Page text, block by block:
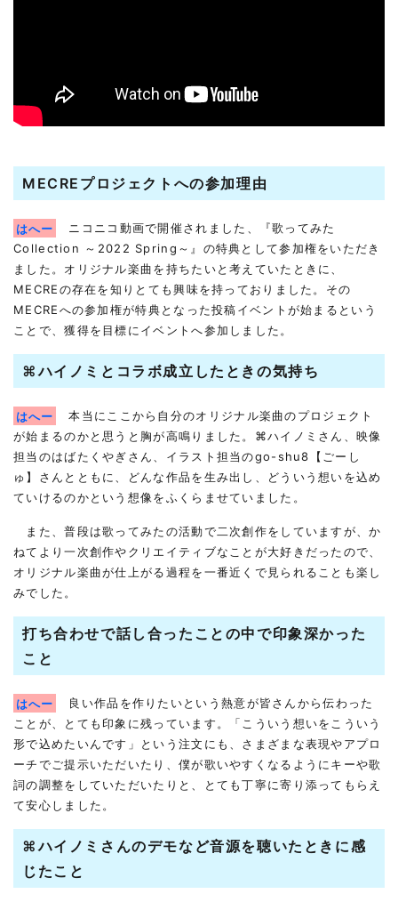
MECREプロジェクトへの参加理由
はへー
ニコニコ動画で開催されました、『歌ってみた
Collection ～2022 Spring～』の特典として参加権をいただき
ました。オリジナル楽曲を持ちたいと考えていたときに、
MECREの存在を知りとても興味を持っておりました。その
MECREへの参加権が特典となった投稿イベントが始まるという
ことで、獲得を目標にイベントへ参加しました。
⌘ハイノミとコラボ成立したときの気持ち
はへー
本当にここから自分のオリジナル楽曲のプロジェクト
が始まるのかと思うと胸が高鳴りました。⌘ハイノミさん、映像
担当のはばたくやぎさん、イラスト担当のgo-shu8【ごーし
ゅ】さんとともに、どんな作品を生み出し、どういう想いを込め
ていけるのかという想像をふくらませていました。
また、普段は歌ってみたの活動で二次創作をしていますが、か
ねてより一次創作やクリエイティブなことが大好きだったので、
オリジナル楽曲が仕上がる過程を一番近くで見られることも楽し
みでした。
打ち合わせで話し合ったことの中で印象深かった
こと
はへー
良い作品を作りたいという熱意が皆さんから伝わった
ことが、とても印象に残っています。「こういう想いをこういう
形で込めたいんです」という注文にも、さまざまな表現やアプロ
ーチでご提示いただいたり、僕が歌いやすくなるようにキーや歌
詞の調整をしていただいたりと、とても丁寧に寄り添ってもらえ
て安心しました。
⌘ハイノミさんのデモなど音源を聴いたときに感
じたこと